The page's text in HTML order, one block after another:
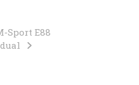
Sport E88